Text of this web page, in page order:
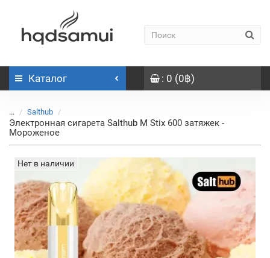
Каталог : 0 (0฿)
... Salthub
Электронная сигарета Salthub M Stix 600 затяжек -
Мороженое
Нет в наличии